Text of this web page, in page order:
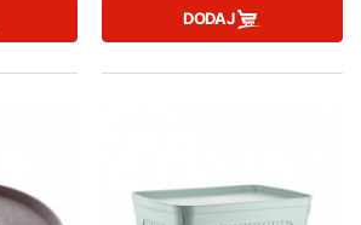
DODAJ